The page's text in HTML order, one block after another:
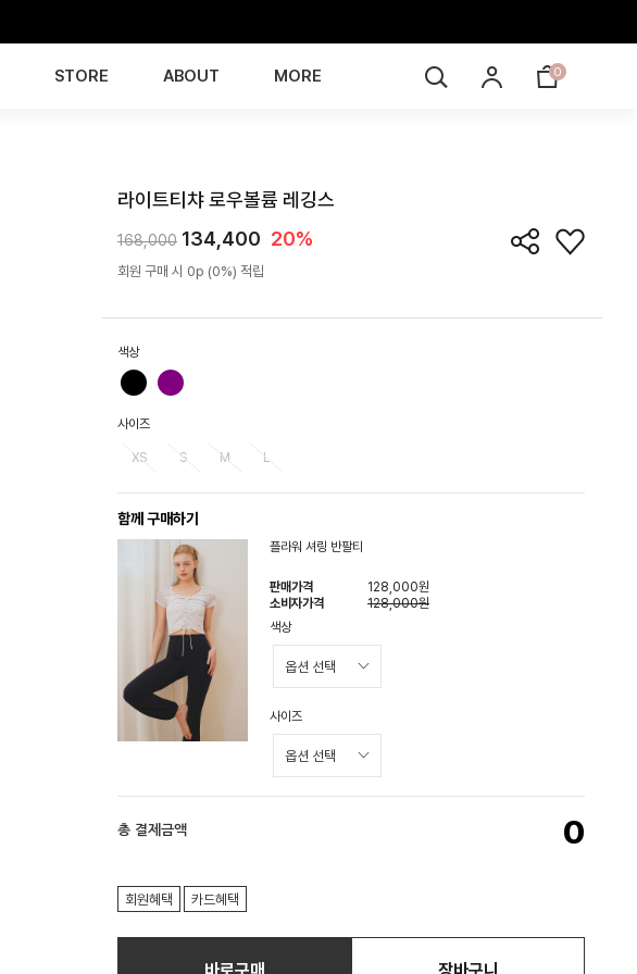
STORE ABOUT MORE 0
라이트티챠 로우볼륨 레깅스
168,000 134,400 20%
회원 구매 시 0p (0%) 적립
색상
사이즈
XS S M L
함께 구매하기
플라워 셔링 반팔티
판매가격
128,000원
소비자가격
128,000원
색상
사이즈
총 결제금액 0
회원혜택 카드혜택